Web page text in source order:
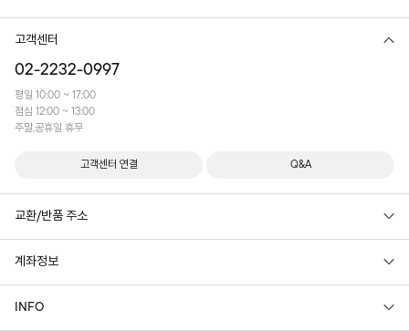
고객센터
02-2232-0997
평일 10:00 ~ 17:00
점심 12:00 ~ 13:00
주말,공휴일 휴무
고객센터 연결 Q&A
교환/반품 주소
계좌정보
INFO